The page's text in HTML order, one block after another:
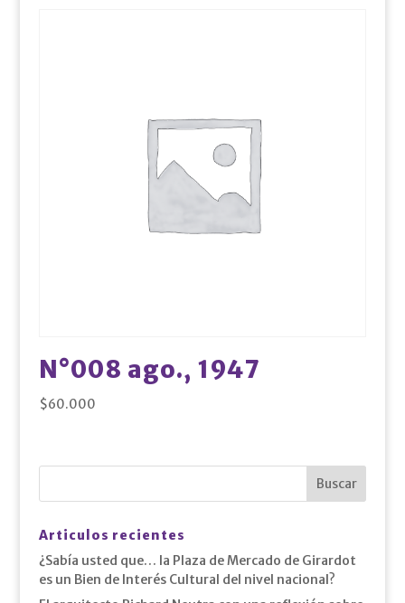
N°008 ago., 1947
$60.000
Articulos recientes
¿Sabía usted que… la Plaza de Mercado de Girardot
es un Bien de Interés Cultural del nivel nacional?